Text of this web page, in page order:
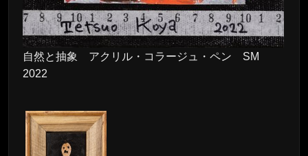
自然と抽象 アクリル・コラージュ・ペン SM
2022